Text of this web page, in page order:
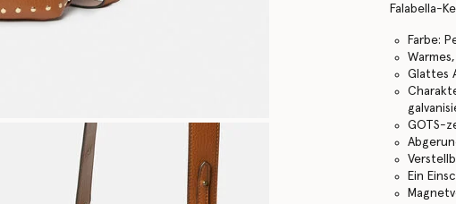
Falabella-
Farbe:
Glattes
GOTS-
Ein